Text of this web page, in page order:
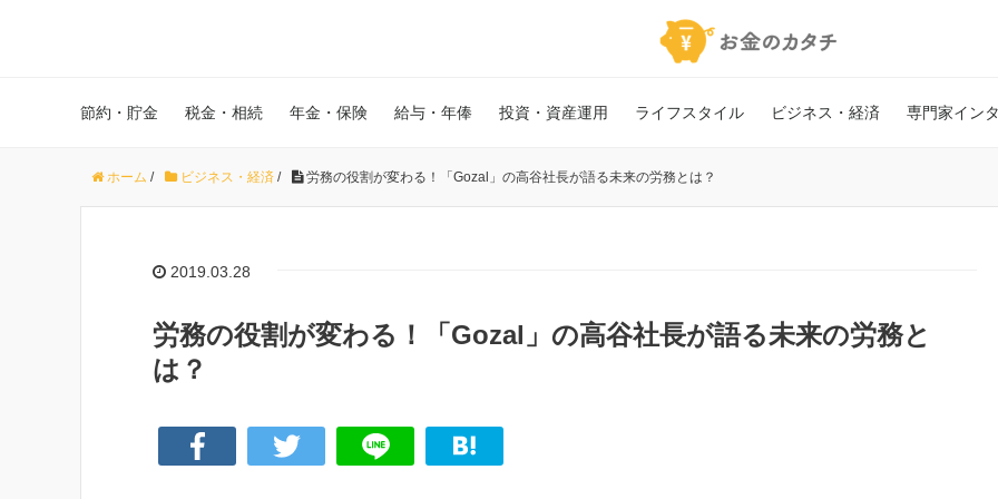
節約・貯金 税金・相続 年金・保険 給与・年俸 投資・資産運用 ライフスタイル ビジネス・経済 専門家イン
ホーム / ビジネス・経済 / 労務の役割が変わる！「Gozal」の高谷社長が語る未来の労務とは？
2019.03.28
労務の役割が変わる！「Gozal」の高谷社長が語る未来の労務と
は？